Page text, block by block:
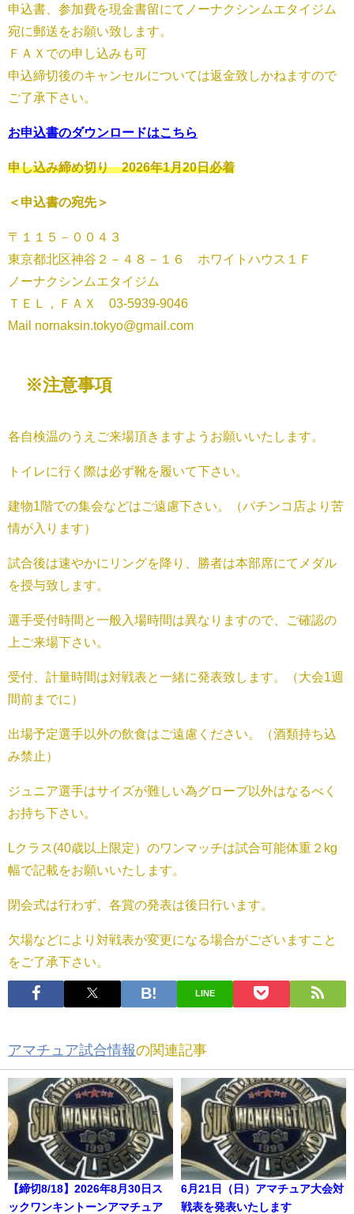
申込書、参加費を現金書留にてノーナクシンムエタイジム
宛に郵送をお願い致します。
ＦＡＸでの申し込みも可
申込締切後のキャンセルについては返金致しかねますので
ご了承下さい。
お申込書のダウンロードはこちら
申し込み締め切り 2026年1月20日必着
＜申込書の宛先＞
〒１１５－００４３
東京都北区神谷２－４８－１６ ホワイトハウス１Ｆ
ノーナクシンムエタイジム
ＴＥＬ，ＦＡＸ 03-5939-9046
Mail nornaksin.tokyo@gmail.com
※注意事項
各自検温のうえご来場頂きますようお願いいたします。
トイレに行く際は必ず靴を履いて下さい。
建物1階での集会などはご遠慮下さい。（パチンコ店より苦
情が入ります）
試合後は速やかにリングを降り、勝者は本部席にてメダル
を授与致します。
選手受付時間と一般入場時間は異なりますので、ご確認の
上ご来場下さい。
受付、計量時間は対戦表と一緒に発表致します。（大会1週
間前までに）
出場予定選手以外の飲食はご遠慮ください。（酒類持ち込
み禁止）
ジュニア選手はサイズが難しい為グローブ以外はなるべく
お持ち下さい。
Lクラス(40歳以上限定）のワンマッチは試合可能体重２kg
幅で記載をお願いいたします。
閉会式は行わず、各賞の発表は後日行います。
欠場などにより対戦表が変更になる場合がございますこと
をご了承下さい。
LINE
アマチュア試合情報の関連記事
【締切8/18】2026年8月30日ス
ックワンキントーンアマチュア
6月21日（日）アマチュア大会対
戦表を発表いたします